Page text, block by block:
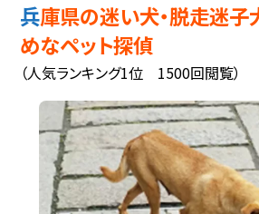
兵庫県の迷い犬・脱走迷子犬探し おすす
めなペット探偵
（人気ランキング1位 1500回閲覧）